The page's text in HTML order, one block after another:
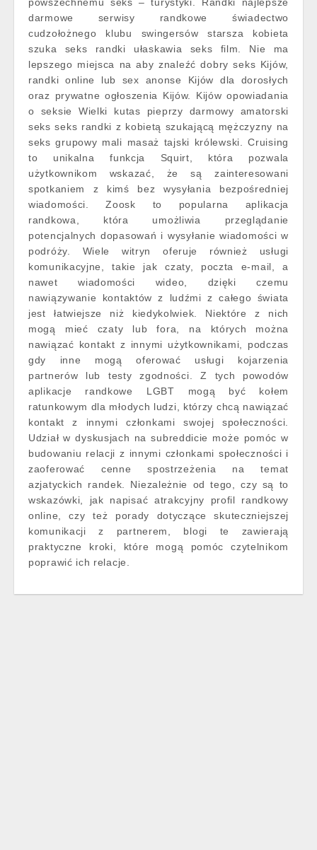
darmowe serwisy randkowe świadectwo
cudzołożnego klubu swingersów starsza kobieta
szuka seks randki ułaskawia seks film. Nie ma
lepszego miejsca na aby znaleźć dobry seks Kijów,
randki online lub sex anonse Kijów dla dorosłych
oraz prywatne ogłoszenia Kijów. Kijów opowiadania
o seksie Wielki kutas pieprzy darmowy amatorski
seks seks randki z kobietą szukającą mężczyzny na
seks grupowy mali masaż tajski królewski. Cruising
to unikalna funkcja Squirt, która pozwala
użytkownikom wskazać, że są zainteresowani
spotkaniem z kimś bez wysyłania bezpośredniej
wiadomości. Zoosk to popularna aplikacja
randkowa, która umożliwia przeglądanie
potencjalnych dopasowań i wysyłanie wiadomości w
podróży. Wiele witryn oferuje również usługi
komunikacyjne, takie jak czaty, poczta e-mail, a
nawet wiadomości wideo, dzięki czemu
nawiązywanie kontaktów z ludźmi z całego świata
jest łatwiejsze niż kiedykolwiek. Niektóre z nich
mogą mieć czaty lub fora, na których można
nawiązać kontakt z innymi użytkownikami, podczas
gdy inne mogą oferować usługi kojarzenia
partnerów lub testy zgodności. Z tych powodów
aplikacje randkowe LGBT mogą być kołem
ratunkowym dla młodych ludzi, którzy chcą nawiązać
kontakt z innymi członkami swojej społeczności.
Udział w dyskusjach na subreddicie może pomóc w
budowaniu relacji z innymi członkami społeczności i
zaoferować cenne spostrzeżenia na temat
azjatyckich randek. Niezależnie od tego, czy są to
wskazówki, jak napisać atrakcyjny profil randkowy
online, czy też porady dotyczące skuteczniejszej
komunikacji z partnerem, blogi te zawierają
praktyczne kroki, które mogą pomóc czytelnikom
poprawić ich relacje.